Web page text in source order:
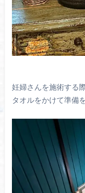
妊婦さんを施術する
タオルをかけて準備